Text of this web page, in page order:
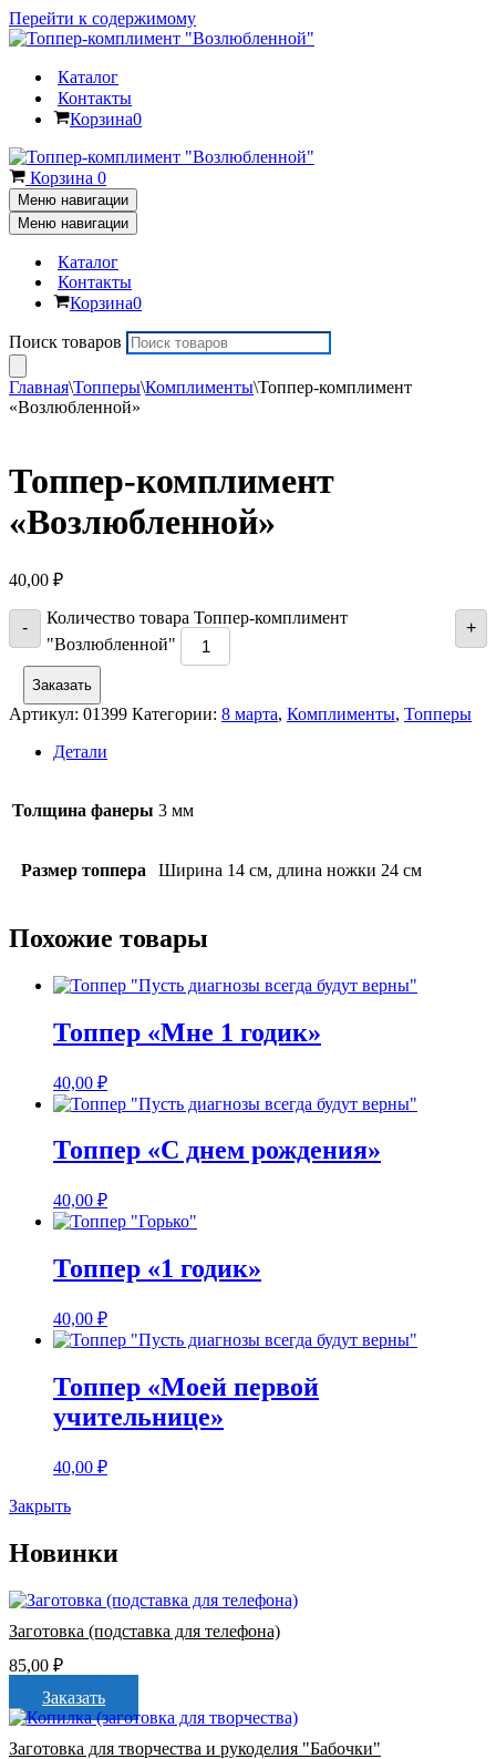
Перейти к содержимому
Каталог
Контакты
Корзина0
Корзина 0
Меню навигации
Меню навигации
Каталог
Контакты
Корзина0
Поиск товаров
Главная\Топперы\Комплименты\Топпер-комплимент
«Возлюбленной»
Топпер-комплимент
«Возлюбленной»
40,00 ₽
-
Количество товара Топпер-комплимент
"Возлюбленной"
+
Заказать
Артикул: 01399 Категории: 8 марта, Комплименты, Топперы
Детали
Толщина фанеры 3 мм
Размер топпера Ширина 14 см, длина ножки 24 см
Похожие товары
Топпер «Мне 1 годик»
40,00 ₽
Топпер «С днем рождения»
40,00 ₽
Топпер «1 годик»
40,00 ₽
Топпер «Моей первой
учительнице»
40,00 ₽
Закрыть
Новинки
Заготовка (подставка для телефона)
85,00 ₽
Заказать
Заготовка для творчества и рукоделия "Бабочки"